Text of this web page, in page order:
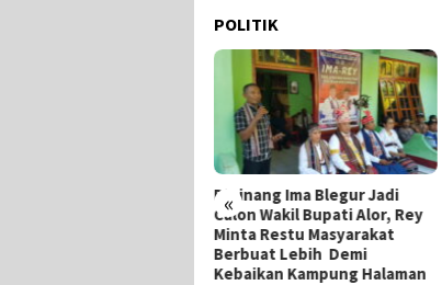
POLITIK
«
Dipinang Ima Blegur Jadi
Calon Wakil Bupati Alor, Rey
Minta Restu Masyarakat
Berbuat Lebih Demi
Kebaikan Kampung Halaman
Dukung Ima-
Kaat Mundur
Bupati Alor